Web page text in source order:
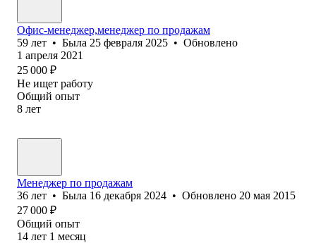
Офис-менеджер,менеджер по продажам
59 лет • Была 25 февраля 2025 • Обновлено
1 апреля 2021
25 000 ₽
Не ищет работу
Общий опыт
8 лет
Менеджер по продажам
36 лет • Была 16 декабря 2024 • Обновлено 20 мая 2015
27 000 ₽
Общий опыт
14 лет 1 месяц